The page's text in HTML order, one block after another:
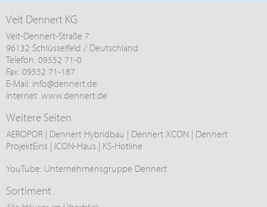
Veit Dennert KG
Veit-Dennert-Straße 7
96132 Schlüsselfeld / Deutschland
Telefon: 09552 71-0
Fax: 09552 71-187
E-Mail: info@dennert.de
Internet: www.dennert.de
Weitere Seiten
AEROPOR | Dennert Hybridbau | Dennert XCON | Dennert
ProjektEins | ICON-Haus | KS-Hotline
YouTube: Unternehmensgruppe Dennert
Sortiment